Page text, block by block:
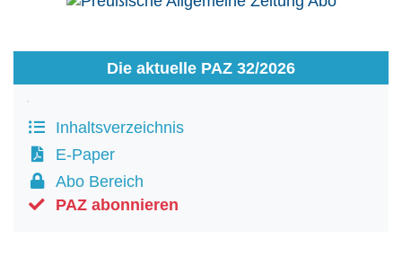
Die aktuelle PAZ 32/2026
Inhaltsverzeichnis
E-Paper
Abo Bereich
PAZ abonnieren